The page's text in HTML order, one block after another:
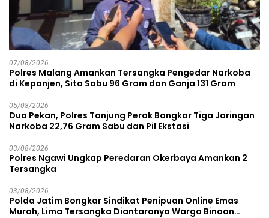
07/08/2026
Polres Malang Amankan Tersangka Pengedar Narkoba
di Kepanjen, Sita Sabu 96 Gram dan Ganja 131 Gram
05/08/2026
Dua Pekan, Polres Tanjung Perak Bongkar Tiga Jaringan
Narkoba 22,76 Gram Sabu dan Pil Ekstasi
03/08/2026
Polres Ngawi Ungkap Peredaran Okerbaya Amankan 2
Tersangka
03/08/2026
Polda Jatim Bongkar Sindikat Penipuan Online Emas
Murah, Lima Tersangka Diantaranya Warga Binaan